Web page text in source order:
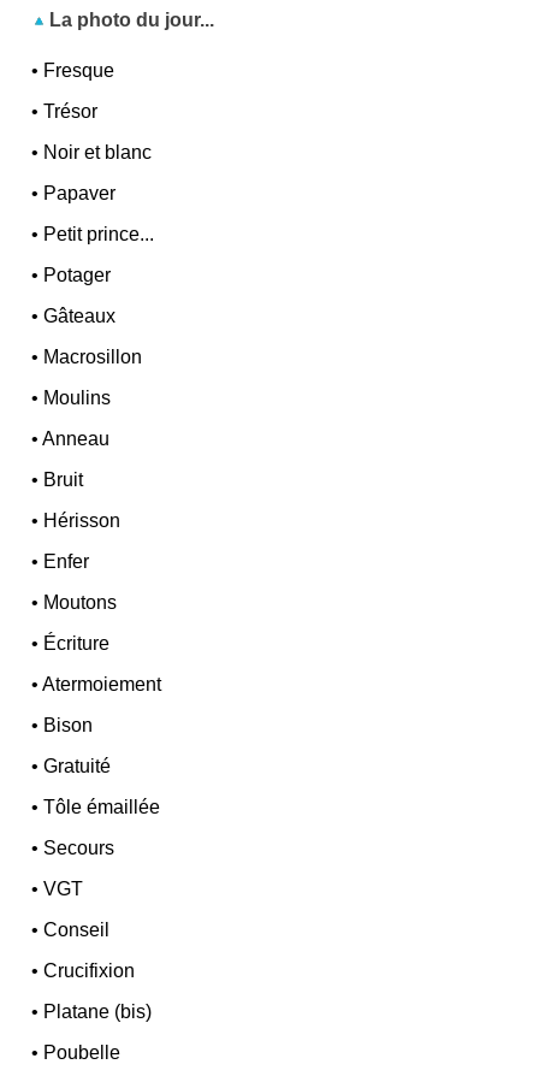
La photo du jour...
• Fresque
•Trésor
• Noir et blanc
• Papaver
• Petit prince...
• Potager
•Gâteaux
• Macrosillon
• Moulins
•Anneau
• Bruit
• Hérisson
• Enfer
• Moutons
• Écriture
•Atermoiement
• Bison
•Gratuité
•Tôle émaillée
• Secours
•VGT
•Conseil
•Crucifixion
• Platane (bis)
• Poubelle